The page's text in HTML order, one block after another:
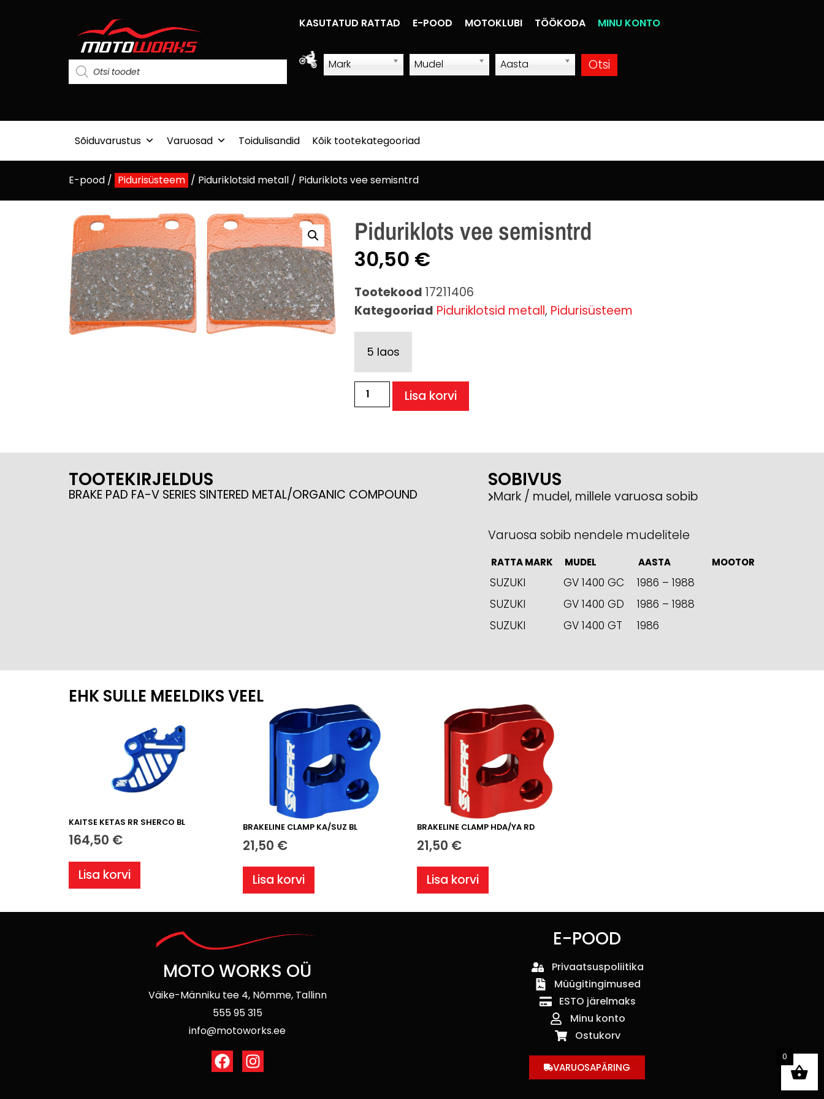
KASUTATUD RATTAD E-POOD MOTOKLUBI TÖÖKODA MINU KONTO
Mark Mudel Aasta
Sõiduvarustus Varuosad Toidulisandid Kõik tootekategooriad
E-pood / Pidurisüsteem / Piduriklotsid metall / Piduriklots vee semisntrd
Piduriklots vee semisntrd
30,50 €
Tootekood 17211406
Kategooriad Piduriklotsid metall, Pidurisüsteem
5 laos
Lisa korvi
TOOTEKIRJELDUS
BRAKE PAD FA-V SERIES SINTERED METAL/ORGANIC COMPOUND
SOBIVUS
Mark / mudel, millele varuosa sobib
Varuosa sobib nendele mudelitele
RATTA MARK MUDEL AASTA MOOTOR
SUZUKI GV 1400 GC
1986 – 1988
SUZUKI
GV 1400 GD
1986 – 1988
SUZUKI
GV 1400 GT 1986
EHK SULLE MEELDIKS VEEL
KAITSE KETAS RR SHERCO BL
164,50 €
Lisa korvi
BRAKELINE CLAMP KA/SUZ BL
21,50 €
Lisa korvi
BRAKELINE CLAMP HDA/YA RD
21,50 €
Lisa korvi
MOTO WORKS OÜ
Väike-Männiku tee 4, Nõmme, Tallinn
555 95 315
info@motoworks.ee
E-POOD
Privaatsuspoliitika
Müügitingimused
ESTO järelmaks
Minu konto
Ostukorv
VARUOSAPÄRING
0